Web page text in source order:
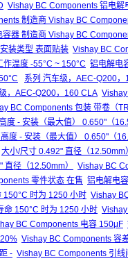
Vishay BC Components 铝电解
制造商 Vishay BC
器 制造商 Vishay BC
装类型 表面贴装 Vishay BC
温度 -55°C ~ 150°C 铝电解电
系列 汽车级，AEC-Q200
，AEC-Q200，160 CLA
BC Components 包装 带卷（
高度 - 安装（最大值） 0.650"（
度 - 安装（最大值） 0.650"（
大小/尺寸 0.492" 直径（12.50mm
径（12.50mm）
Vishay BC
零件状态 在售 铝电解电
150°C 时为 1250 小时 Vishay
命 150°C 时为 1250 小时
BC Components 电容 150μF
Vishay BC Components 容
- Vishay BC Components 引线